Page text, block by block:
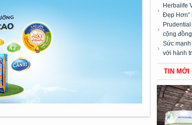
Herbalife
Đẹp Hơn”
cộng
Sức
với hành
TIN MỚI